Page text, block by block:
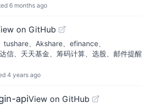
6 months ago
on GitHub
、Akshare、efinance、
信、天天基金、筹码计算、选股、邮件提醒
4 years ago
apiView on GitHub